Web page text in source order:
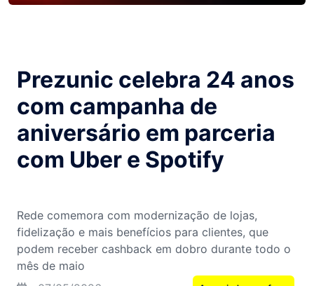
Prezunic celebra 24 anos
com campanha de
aniversário em parceria
com Uber e Spotify
Rede comemora com modernização de lojas,
fidelização e mais benefícios para clientes, que
podem receber cashback em dobro durante todo o
mês de maio